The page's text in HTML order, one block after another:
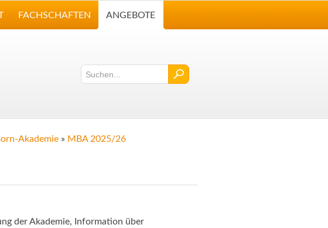
FACHSCHAFTEN ANGEBOTE
Akademie » MBA 2025/26
der Akademie, Information über